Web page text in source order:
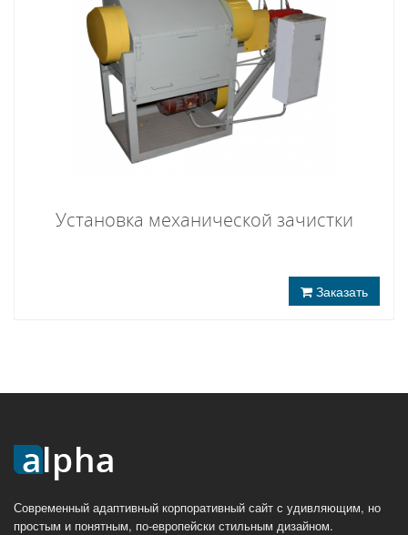
Установка механической зачистки
Заказать
Современный адаптивный корпоративный сайт с удивляющим, но
простым и понятным, по-европейски стильным дизайном.